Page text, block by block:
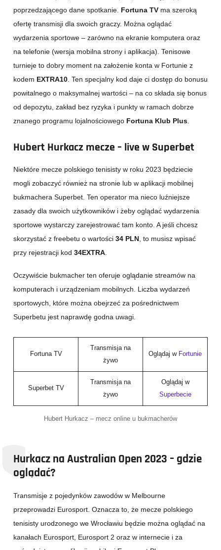
poprzedzającego dane spotkanie. Fortuna TV ma szeroką
ofertę transmisji dla swoich graczy. Można oglądać
wydarzenia sportowe – zarówno na ekranie komputera oraz
na telefonie (wersja mobilna strony i aplikacja). Tenisowe
turnieje to dobry moment na założenie konta w Fortunie z
kodem EXTRA10 . Ten specjalny kod daje ci dostęp do bonusu
powitalnego o maksymalnej wartości – na co składa się bonus
od depozytu, zakład bez ryzyka i punkty w ramach dobrze
znanego programu lojalnościowego Fortuna Klub Plus
Hubert Hurkacz mecze – live w Superbet
Niektóre mecze polskiego tenisisty w roku 2023 będziecie
mogli zobaczyć również na stronie lub w aplikacji mobilnej
bukmachera Superbet. Ten operator ma nieco luźniejsze
zasady dla swoich użytkowników i żeby oglądać wydarzenia
sportowe wystarczy zarejestrować tam konto. A jeśli chcesz
skorzystać z freebetu o wartości 34 PLN , to musisz wpisać
przy rejestracji kod 34EXTRA
Oczywiście bukmacher ten oferuje oglądanie streamów na
komputerach i urządzeniam mobilnych. Liczba wydarzeń
sportowych, które można obejrzeć za pośrednictwem
Superbetu jest naprawdę godna uwagi.
Fortuna TV
Transmisja na
żywo
Oglądaj w Fortunie
Superbet TV
Transmisja na
żywo
Oglądaj w
Superbecie
Hubert Hurkacz – mecz online u bukmacherów
Hurkacz na Australian Open 2023 – gdzie
oglądać?
Transmisje z pojedynków zawodów w Melbourne
przeprowadzi Eurosport. Oznacza to, że mecze polskiego
tenisisty urodzonego we Wrocławiu będzie można oglądać na
kanałach Eurosport, Eurosport 2 oraz w internecie i za